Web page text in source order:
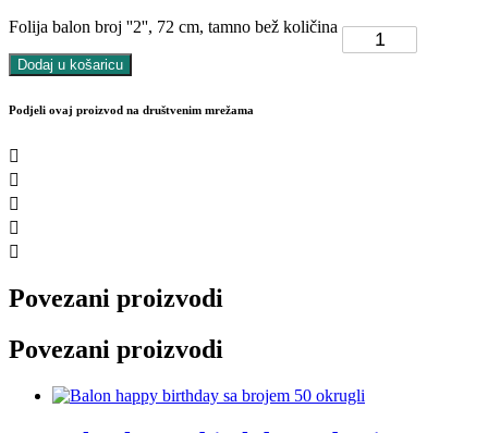
Folija balon broj ''2'', 72 cm, tamno bež količina
Dodaj u košaricu
Podjeli ovaj proizvod na društvenim mrežama
Povezani proizvodi
Povezani proizvodi